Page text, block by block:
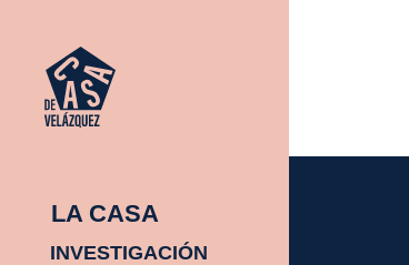
LA CASA
INVESTIGACIÓN